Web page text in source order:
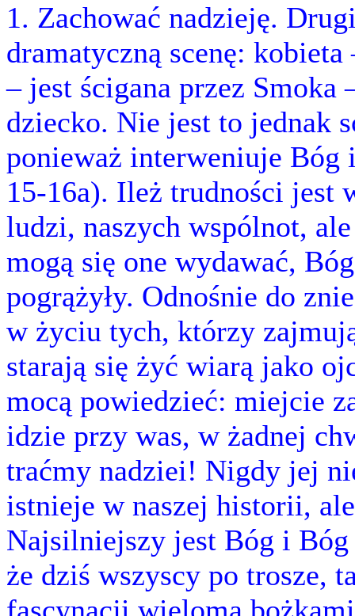
1. Zachować nadzieję.
dramatyczną scenę:
– jest ścigana przez Smoka
dziecko. Nie jest to jednak
ponieważ interweniuje Bóg
15-16a). Ileż trudności jest
ludzi, naszych wspólnot,
mogą się one wydawać,
pogrążyły. Odnośnie do
w życiu tych, którzy
starają się żyć wiarą jako
mocą powiedzieć: miejcie
idzie przy was, w żadnej
traćmy nadziei! Nigdy jej
istnieje w naszej historii,
Najsilniejszy jest Bóg i Bóg
że dziś wszyscy po trosze,